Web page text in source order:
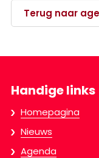
Terug naar
Handige links
Homepagina
Nieuws
Agenda